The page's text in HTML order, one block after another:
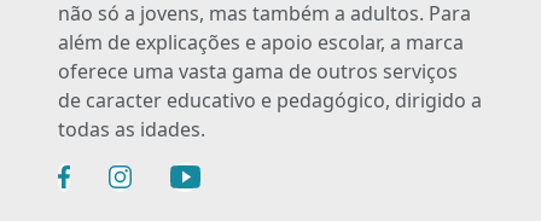
não só a jovens, mas também a adultos. Para
além de explicações e apoio escolar, a marca
oferece uma vasta gama de outros serviços
de caracter educativo e pedagógico, dirigido a
todas as idades.